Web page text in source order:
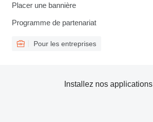
Placer une bannière
Programme de partenariat
Pour les entreprises
Installez nos applications